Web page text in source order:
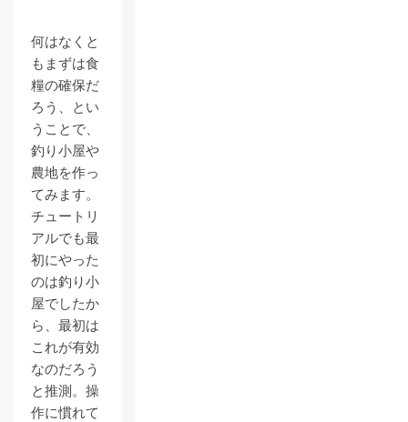
何はなくと
もまずは食
糧の確保だ
ろう、とい
うことで、
釣り小屋や
農地を作っ
てみます。
チュートリ
アルでも最
初にやった
のは釣り小
屋でしたか
ら、最初は
これが有効
なのだろう
と推測。操
作に慣れて